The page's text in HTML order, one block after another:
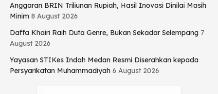
Anggaran BRIN Triliunan Rupiah, Hasil Inovasi Dinilai Masih
Minim 8 August 2026
Daffa Khairi Raih Duta Genre, Bukan Sekadar Selempang 7
August 2026
Yayasan STIKes Indah Medan Resmi Diserahkan kepada
Persyarikatan Muhammadiyah 6 August 2026